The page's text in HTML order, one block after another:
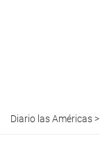
Diario las Américas>